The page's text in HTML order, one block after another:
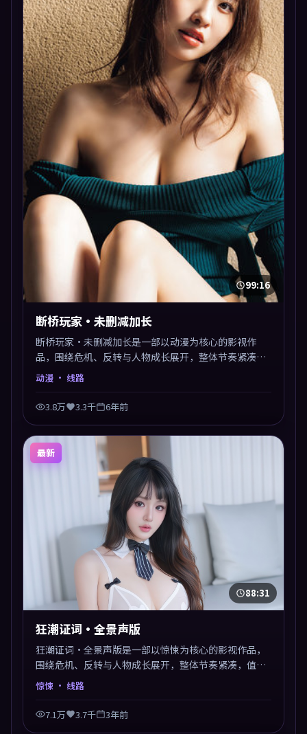
99:16
断桥玩家·未删减加长
断桥玩家·未删减加长是一部以动漫为核心的影视作
品，围绕危机、反转与人物成长展开，整体节奏紧凑，
值得推荐观看。
动漫 · 线路
3.8万 3.3千 6年前
最新
88:31
狂潮证词·全景声版
狂潮证词·全景声版是一部以惊悚为核心的影视作品，
围绕危机、反转与人物成长展开，整体节奏紧凑，值得
推荐观看。
惊悚 · 线路
7.1万 3.7千 3年前